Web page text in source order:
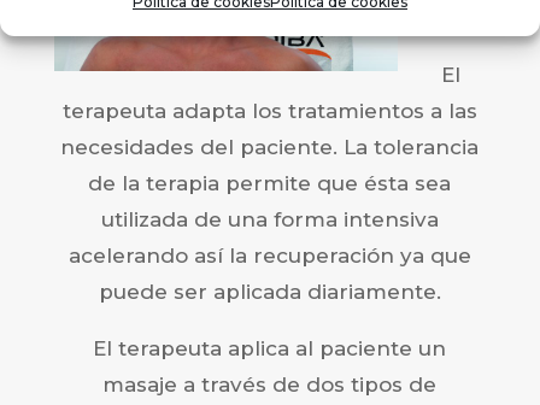
El
terapeuta adapta los tratamientos a las
necesidades del paciente. La tolerancia
de la terapia permite que ésta sea
utilizada de una forma intensiva
acelerando así la recuperación ya que
puede ser aplicada diariamente.
El terapeuta aplica al paciente un
masaje a través de dos tipos de